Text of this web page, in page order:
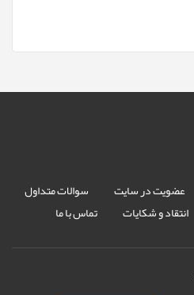
عضویت در سایت
سوالات متداول
انتقاد و شکایات تماس با ما